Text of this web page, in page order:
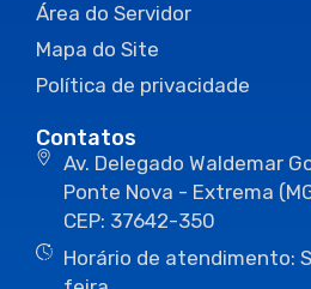
Área do Servidor
Mapa do Site
Política de privacidade
Contatos
Av. Delegado Waldemar
Ponte Nova - Extrema
CEP: 37642-350
Horário de atendimento: